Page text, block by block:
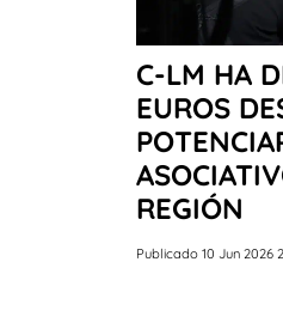
C-LM HA
EUROS
REGIÓN
Publicado 10 Jun 2026